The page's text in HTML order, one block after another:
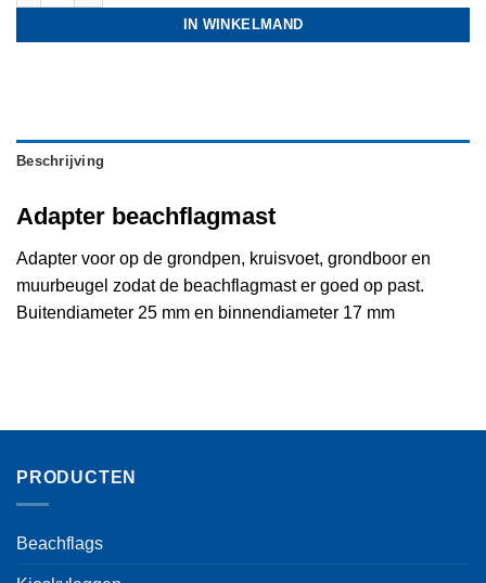
IN WINKELMAND
Beschrijving
Adapter beachflagmast
Adapter voor op de grondpen, kruisvoet, grondboor en
muurbeugel zodat de beachflagmast er goed op past.
Buitendiameter 25 mm en binnendiameter 17 mm
PRODUCTEN
Beachflags